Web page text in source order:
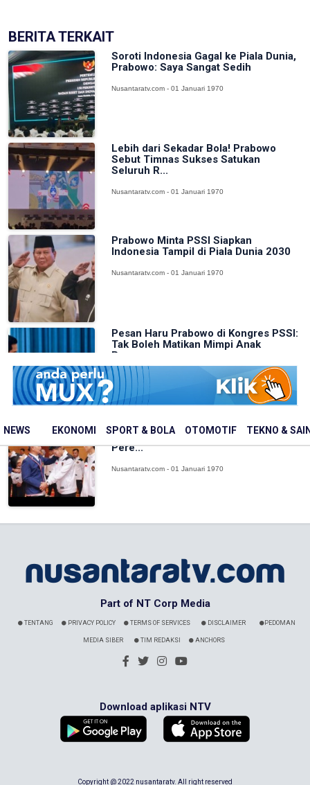
NEWS EKONOMI SPORT & BOLA OTOMOTIF TEKNO &
BERITA TERKAIT
Soroti Indonesia Gagal ke Piala Dunia,
Prabowo: Saya Sangat Sedih
Nusantaratv.com - 01 Januari 1970
Lebih dari Sekadar Bola! Prabowo
Sebut Timnas Sukses Satukan
Seluruh R...
Nusantaratv.com - 01 Januari 1970
Prabowo Minta PSSI Siapkan
Indonesia Tampil di Piala Dunia 2030
Nusantaratv.com - 01 Januari 1970
Pesan Haru Prabowo di Kongres PSSI:
Tak Boleh Matikan Mimpi Anak
Bangs...
Nusantaratv.com - 01 Januari 1970
Asian Taekwondo Indonesia Open
2026 Diikuti 36 Negara, Jadi Ajang
Pere...
Nusantaratv.com - 01 Januari 1970
Part of NT Corp Media
TENTANG PRIVACY POLICY TERMS OF SERVICES DISCLAIMER PEDOMAN
MEDIA SIBER TIM REDAKSI ANCHORS
Download aplikasi NTV
Copyright @ 2022 nusantaratv. All right reserved